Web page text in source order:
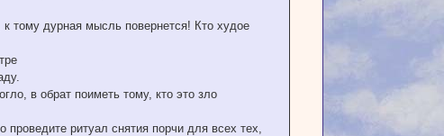
тому дурная мысль повернется! Кто худое
в обрат поиметь тому, кто это зло
ритуал снятия порчи для всех тех,